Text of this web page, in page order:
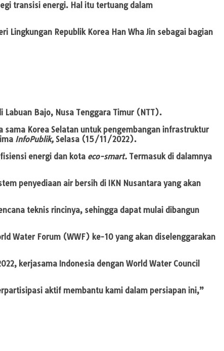
transisi energi. Hal itu tertuang dalam
Republik Korea Han Wha Jin sebagai bagian
Bajo, Nusa Tenggara Timur (NTT).
Korea Selatan untuk pengembangan infrastruktur
InfoPublik, Selasa (15/11/2022).
energi dan kota eco-smart. Termasuk di dalamnya
penyediaan air bersih di IKN Nusantara yang akan
teknis rincinya, sehingga dapat mulai dibangun
Water Forum (WWF) ke-10 yang akan diselenggarakan
kerjasama Indonesia dengan World Water Council
aktif membantu kami dalam persiapan ini,”